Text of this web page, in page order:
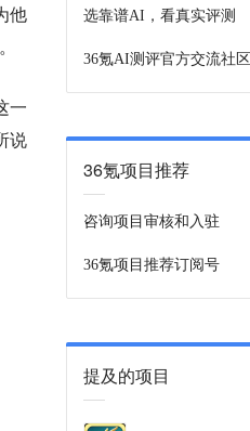
他
一
说
选靠谱AI，看真实评测
36氪AI测评官方交流社区
36氪项目推荐
咨询项目审核和入驻
36氪项目推荐订阅号
提及的项目